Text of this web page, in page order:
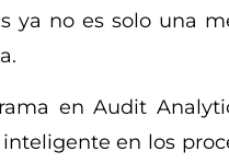
ya no es solo una
en Audit
en los